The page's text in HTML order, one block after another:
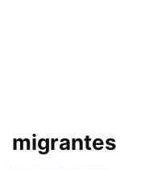
migrantes